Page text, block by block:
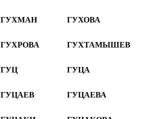
ГУХМАН ГУХОВА
ГУХРОВА ГУХТАМЫШЕВ
ГУЦ ГУЦА
ГУЦАЕВ ГУЦАЕВА